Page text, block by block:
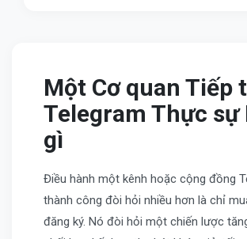
Một Cơ quan Tiếp
Telegram Thực sự
gì
Điều hành một kênh hoặc cộng đồng
thành công đòi hỏi nhiều hơn là chỉ
đăng ký. Nó đòi hỏi một chiến lược